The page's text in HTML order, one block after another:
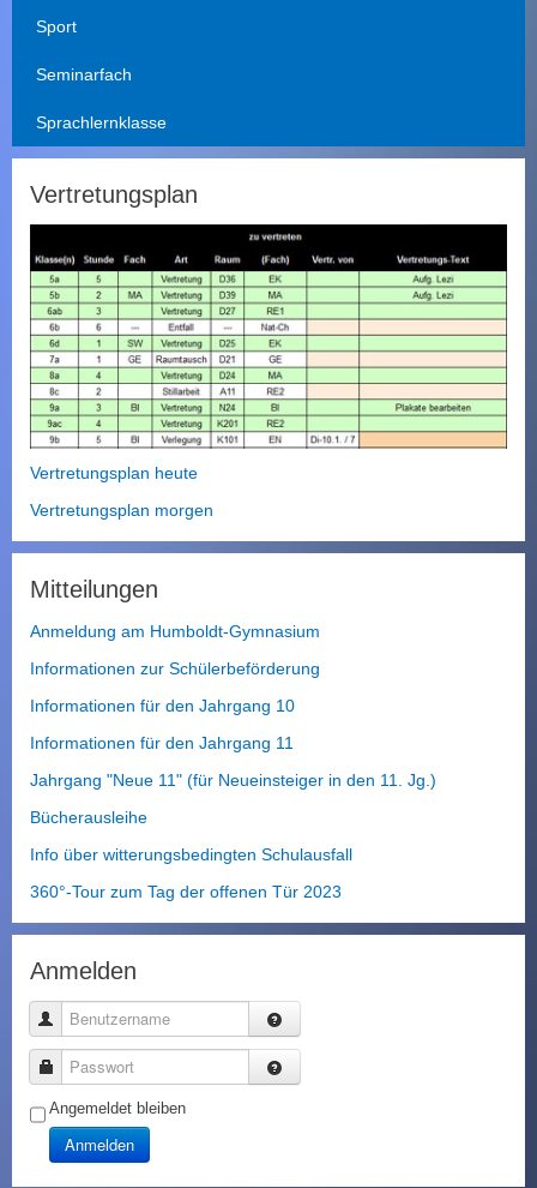
c
e
Sport
Seminarfach
Sprachlernklasse
Vertretungsplan
Vertretungsplan heute
Vertretungsplan morgen
Mitteilungen
Anmeldung am Humboldt-Gymnasium
Informationen zur Schülerbeförderung
Informationen für den Jahrgang 10
Informationen für den Jahrgang 11
Jahrgang "Neue 11" (für Neueinsteiger in den 11. Jg.)
Bücherausleihe
Info über witterungsbedingten Schulausfall
360°-Tour zum Tag der offenen Tür 2023
Anmelden
Benutzername
Passwort
Angemeldet bleiben
Anmelden